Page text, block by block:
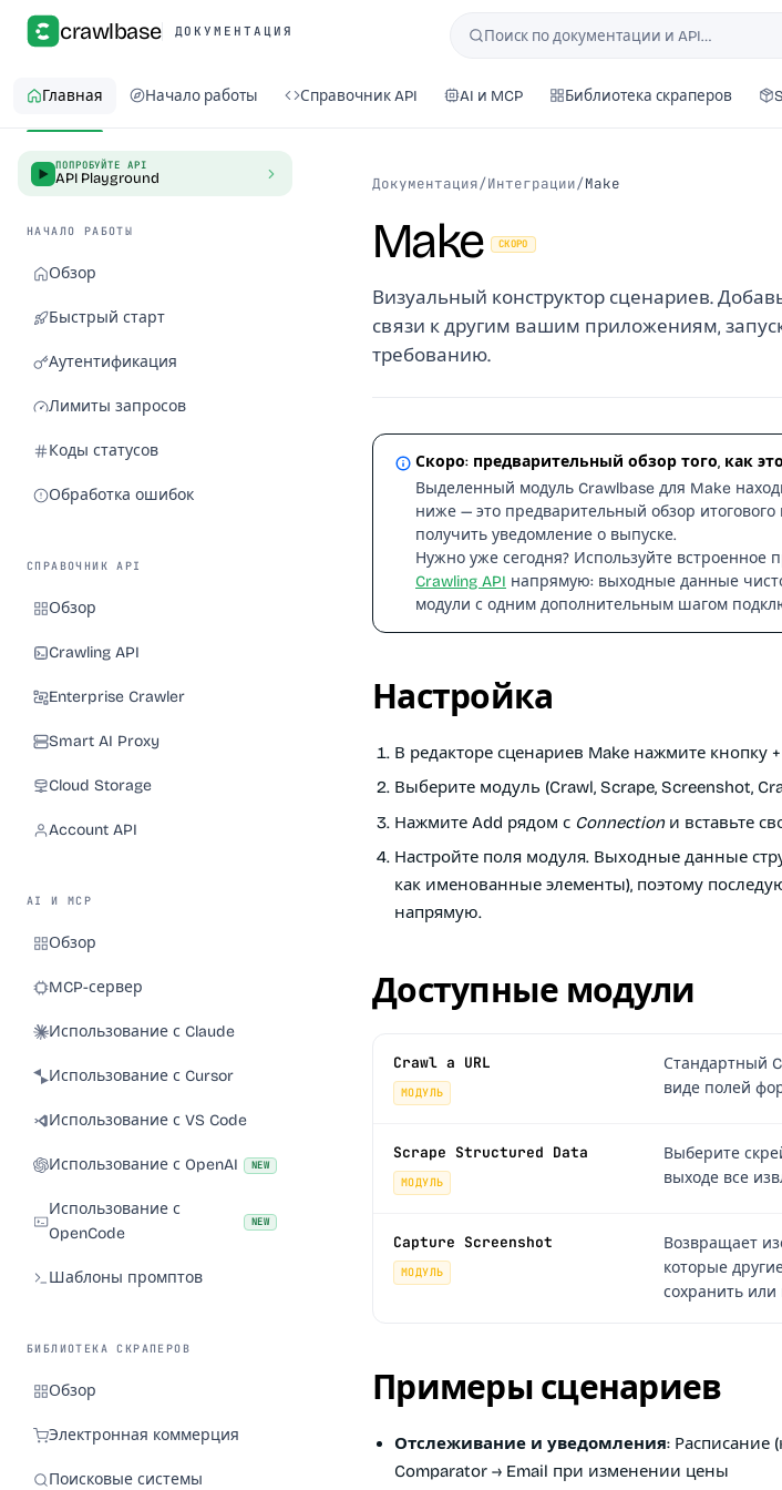
crawlbase ДОКУМЕНТАЦИЯ
Поиск
Поиск по документации и API…
Главная Начало работы Справочник API AI и MCP Библиотека скраперов
ПОПРОБУЙТЕ API
API Playground
НАЧАЛО РАБОТЫ
Обзор
Быстрый старт
Аутентификация
Лимиты запросов
Коды статусов
Обработка ошибок
СПРАВОЧНИК API
Обзор
Crawling API
Enterprise Crawler
Smart AI Proxy
Cloud Storage
Account API
AI И MCP
Обзор
MCP-сервер
Использование с Claude
Использование с Cursor
Использование с VS Code
Использование с OpenAI NEW
Использование с
OpenCode
NEW
Шаблоны промптов
БИБЛИОТЕКА СКРАПЕРОВ
Обзор
Электронная коммерция
Поисковые системы
Документация/Интеграции/Make
Make СКОРО
Визуальный конструктор сценариев.
связи к другим вашим приложениям,
требованию.
Скоро: предварительный обзор того, как
Выделенный модуль Crawlbase для Make
ниже — это предварительный обзор итогового
получить уведомление о выпуске.
Нужно уже сегодня? Используйте встроенное
Crawling API напрямую: выходные данные
модули с одним дополнительным шагом
Настройка
В редакторе сценариев Make нажмите кнопку +
Выберите модуль (Crawl, Scrape, Screenshot,
Нажмите Add рядом с Connectionи вставьте
Настройте поля модуля. Выходные данные
как именованные элементы), поэтому
напрямую.
Доступные модули
Crawl a URL
МОДУЛЬ
Стандартный
виде полей
Scrape Structured Data
МОДУЛЬ
Выберите
выходе все
Capture Screenshot
МОДУЛЬ
Возвращает
которые
сохранить или
Примеры сценариев
Отслеживание и уведомления: Расписание
Comparator → Email при изменении цены